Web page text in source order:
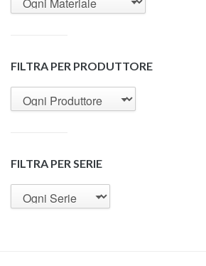
FILTRA PER PRODUTTORE
FILTRA PER SERIE